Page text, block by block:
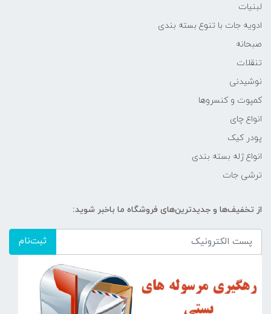
لبنیات
ادویه جات با تنوع بسته بندی
صبحانه
تنقلات
نوشیدنی
کمپوت و کنسروها
انواع چای
پودر کیک
انواع ژله بسته بندی
ترشی جات
از تخفیف‌ها و جدیدترین‌های فروشگاه ما باخبر شوید:
ثبت‌نام